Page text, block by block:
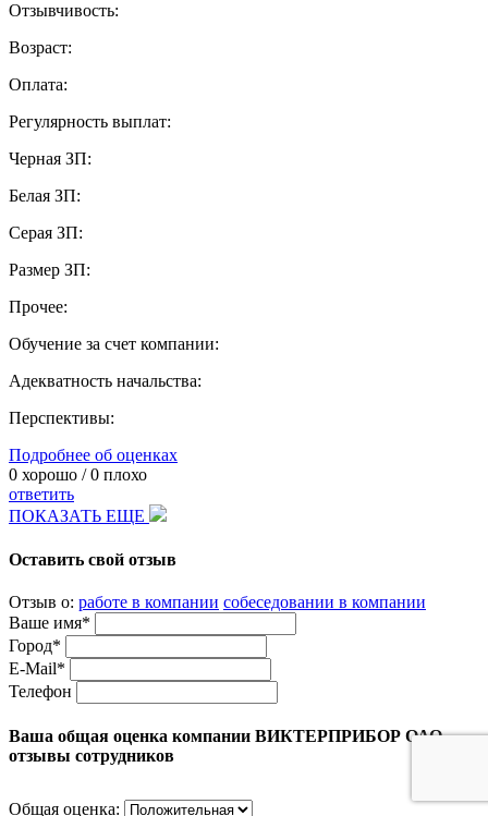
Отзывчивость:
Возраст:
Оплата:
Регулярность выплат:
Черная ЗП:
Белая ЗП:
Серая ЗП:
Размер ЗП:
Прочее:
Обучение за счет компании:
Адекватность начальства:
Перспективы:
Подробнее об оценках
0 хорошо /0 плохо
ответить
ПОКАЗАТЬ ЕЩЕ
Оставить свой отзыв
Отзыв о: работе в компании собеседовании в компании
Ваше имя*
Город*
E-Mail*
Телефон
Ваша общая оценка компании ВИКТЕРПРИБОР ОАО
отзывы сотрудников
Общая оценка: